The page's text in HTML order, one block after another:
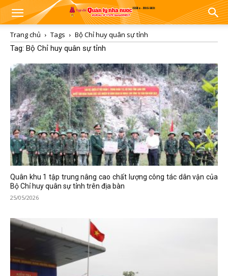
Trang chủ Tags
Bộ Chỉ huy quân sự tỉnh
Tag: Bộ Chỉ huy quân sự tỉnh
Quân khu 1 tập trung nâng cao chất lượng công tác dân vận của
Bộ Chỉ huy quân sự tỉnh trên địa bàn
25/05/2026